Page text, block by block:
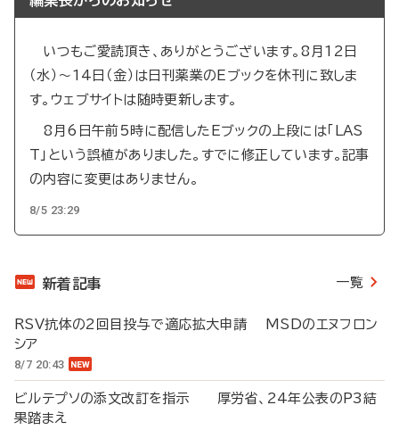
いつもご愛読頂き、ありがとうございます。8月12日
（水）～14日（金）は日刊薬業のEブックを休刊に致しま
す。ウェブサイトは随時更新します。
8月6日午前5時に配信したEブックの上段には「LAS
T」という誤植がありました。すでに修正しています。記事
の内容に変更はありません。
8/5 23:29
新着記事 一覧
RSV抗体の2回目投与で適応拡大申請 MSDのエヌフロン
シア
8/7 20:43
ビルテプソの添文改訂を指示 厚労省、24年公表のP3結
果踏まえ